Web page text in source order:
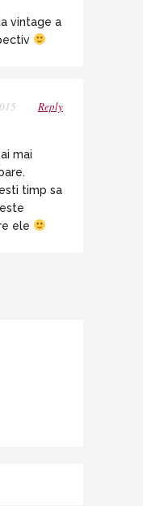
vintage a
Reply
mai
timp sa
ele